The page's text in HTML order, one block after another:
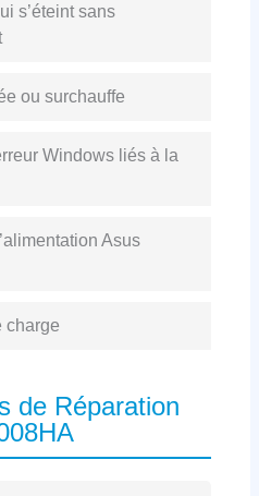
s’éteint sans
ou surchauffe
Windows liés à la
Asus
charge
de Réparation